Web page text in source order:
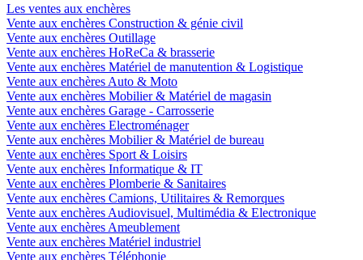
Les ventes aux enchères
Vente aux enchères Construction & génie civil
Vente aux enchères Outillage
Vente aux enchères HoReCa & brasserie
Vente aux enchères Matériel de manutention & Logistique
Vente aux enchères Auto & Moto
Vente aux enchères Mobilier & Matériel de magasin
Vente aux enchères Garage - Carrosserie
Vente aux enchères Electroménager
Vente aux enchères Mobilier & Matériel de bureau
Vente aux enchères Sport & Loisirs
Vente aux enchères Informatique & IT
Vente aux enchères Plomberie & Sanitaires
Vente aux enchères Camions, Utilitaires & Remorques
Vente aux enchères Audiovisuel, Multimédia & Electronique
Vente aux enchères Ameublement
Vente aux enchères Matériel industriel
Vente aux enchères Téléphonie